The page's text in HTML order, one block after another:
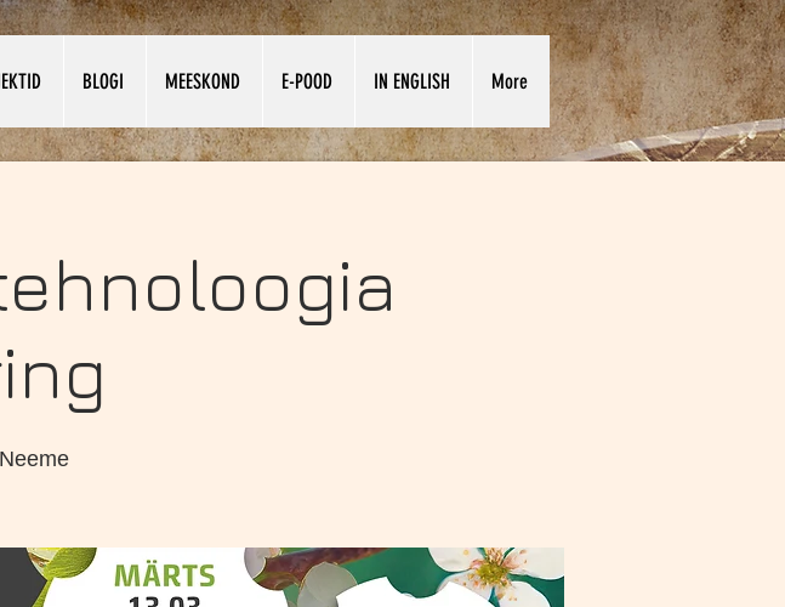
BLOGI MEESKOND E-POOD IN ENGLISH More
Neeme